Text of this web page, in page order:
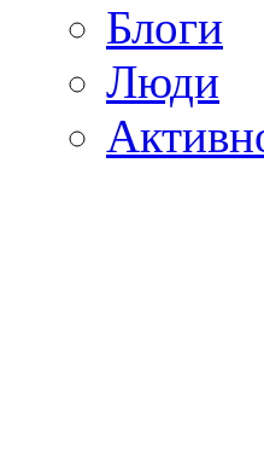
Блоги
Люди